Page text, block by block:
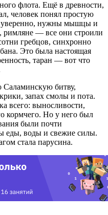
флота. Ещё в древности,
человек понял простую
уверенно, нужны мышцы и
— все они строили
гребцов, синхронно
Это была настоящая
таран — вот что
Саламинскую битву,
запах смолы и пота.
всего: выносливости,
кормчего. Но у него был
были почти
еды, воды и свежие силы.
стала парусина.